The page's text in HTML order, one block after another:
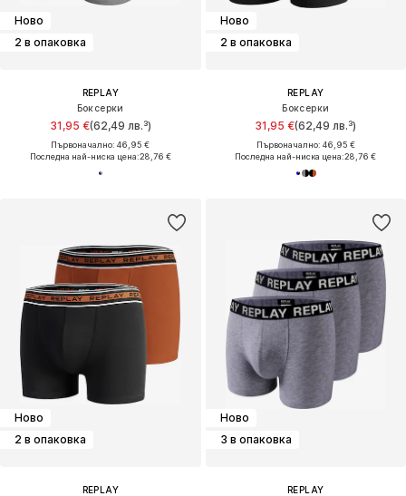
Ново
2 в опаковка
REPLAY
Боксерки
31,95 €(62,49 лв.³)
Първоначално: 46,95 €
Последна най-ниска цена:28,76 €
Ново
2 в опаковка
REPLAY
Боксерки
31,95 €(62,49 лв.³)
Първоначално: 46,95 €
Последна най-ниска цена:28,76 €
Ново
2 в опаковка
REPLAY
Ново
3 в опаковка
REPLAY